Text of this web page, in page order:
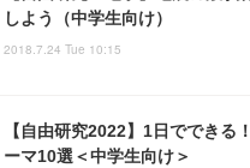
しよう（中学生向け）
2018.7.24 Tue 10:15
【自由研究2022】1日でできる
ーマ10選＜中学生向け＞